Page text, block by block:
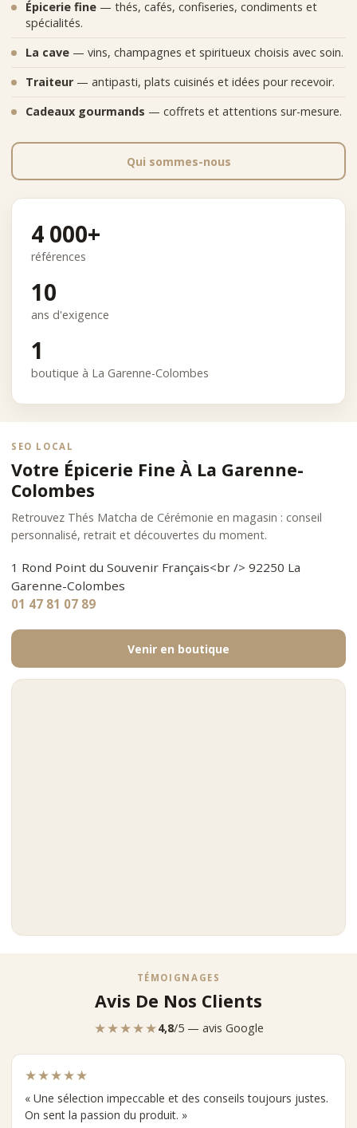
Épicerie fine — thés, cafés, confiseries, condiments et
spécialités.
La cave — vins, champagnes et spiritueux choisis avec soin.
Traiteur — antipasti, plats cuisinés et idées pour recevoir.
Cadeaux gourmands — coffrets et attentions sur-mesure.
Qui sommes-nous
4 000+
références
10
ans d'exigence
1
boutique à La Garenne-Colombes
SEO LOCAL
Votre Épicerie Fine À La Garenne-
Colombes
Retrouvez Thés Matcha de Cérémonie en magasin : conseil
personnalisé, retrait et découvertes du moment.
1 Rond Point du Souvenir Français<br /> 92250 La
Garenne-Colombes
01 47 81 07 89
Venir en boutique
TÉMOIGNAGES
Avis De Nos Clients
★★★★★4,8/5 — avis Google
★★★★★
« Une sélection impeccable et des conseils toujours justes.
On sent la passion du produit. »